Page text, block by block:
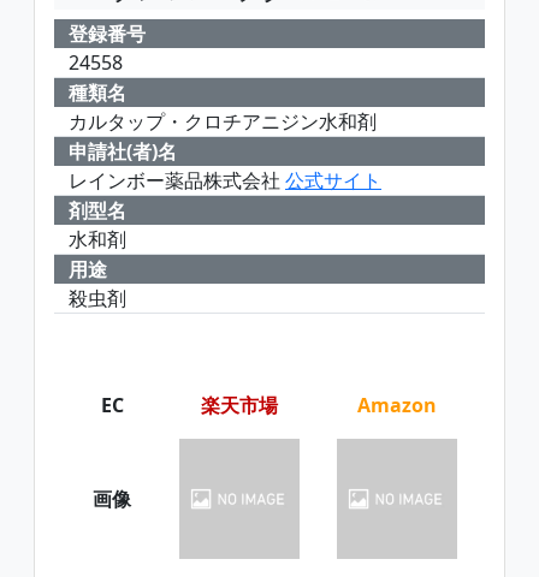
登録番号
24558
種類名
カルタップ・クロチアニジン水和剤
申請社(者)名
レインボー薬品株式会社 公式サイト
剤型名
水和剤
用途
殺虫剤
EC 楽天市場 Amazon
画像